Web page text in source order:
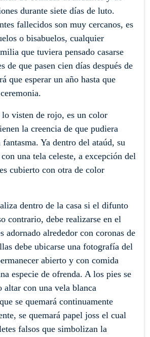
durante siete días de luto.
fallecidos son muy cercanos, es
o bisabuelos, cualquier
que tuviera pensado casarse
de que pasen cien días después de
que esperar un año hasta que
visten de rojo, es un color
la creencia de que pudiera
Ya dentro del ataúd, su
una tela celeste, a excepción del
cubierto con otra de color
dentro de la casa si el difunto
contrario, debe realizarse en el
adornado alrededor con coronas de
debe ubicarse una fotografía del
abierto y con comida
especie de ofrenda. A los pies se
altar con una vela blanca
se quemará continuamente
se quemará papel joss el cual
falsos que simbolizan la